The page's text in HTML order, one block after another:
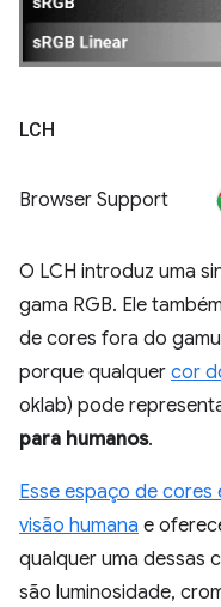
LCH
Browser Support
O LCH introduz uma
gama RGB. Ele
de cores fora do
porque qualquer cor
oklab) pode
para humanos.
Esse espaço de
visão humana e
qualquer uma dessas
são luminosidade,